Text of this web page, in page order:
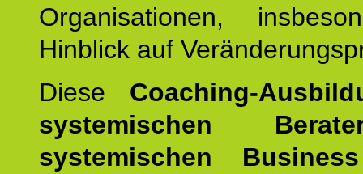
Organisationen,
Hinblick auf
Diese Coaching-
systemischen
systemischen